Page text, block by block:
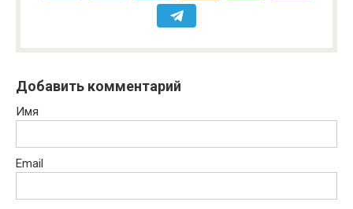
Добавить комментарий
Имя
Email